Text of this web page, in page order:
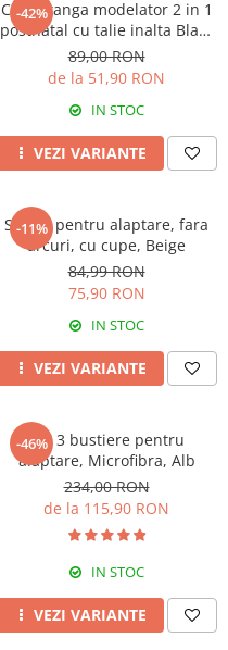
-42%
Chilot tanga modelator 2 in 1
postnatal cu talie inalta Black
Rose Girl
89,00 RON
de la 51,90 RON
IN STOC
VEZI VARIANTE
-11%
Sutien pentru alaptare, fara
arcuri, cu cupe, Beige
84,99 RON
75,90 RON
IN STOC
VEZI VARIANTE
-46%
Set 3 bustiere pentru
alaptare, Microfibra, Alb
234,00 RON
de la 115,90 RON
IN STOC
VEZI VARIANTE